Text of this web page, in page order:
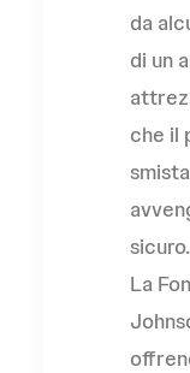
da
di un
che il
sicuro.
La